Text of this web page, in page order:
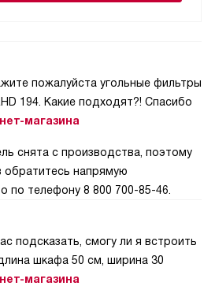
пожалуйста угольные фильтры
194. Какие подходят?! Спасибо
магазина
снята с производства, поэтому
напрямую
по телефону 8 800 700-85-46.
подсказать, смогу ли я встроить
шкафа 50 см, ширина 30
магазина